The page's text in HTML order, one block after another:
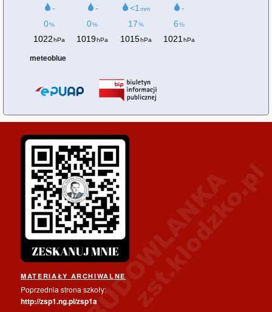
meteoblue
MATERIAŁY ARCHIWALNE
Poprzednia strona szkoły:
http://zsp1.ng.pl/zsp1a